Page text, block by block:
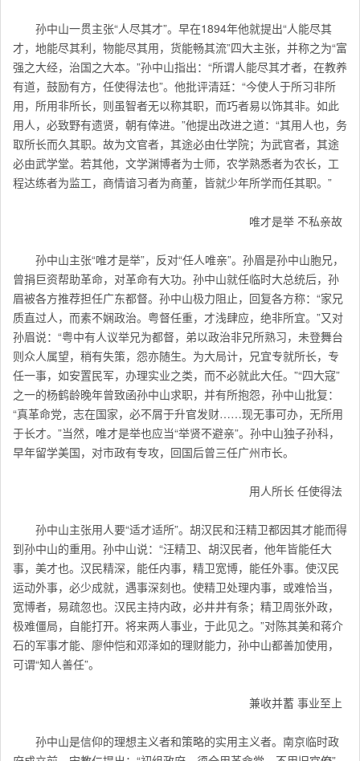
孙中山一贯主张“人尽其才”。早在1894年他就提出“人能尽其
才，地能尽其利，物能尽其用，货能畅其流”四大主张，并称之为“富
强之大经，治国之大本。”孙中山指出：“所谓人能尽其才者，在教养
有道，鼓励有方，任使得法也”。他批评清廷：“今使人于所习非所
用，所用非所长，则虽智者无以称其职，而巧者易以饰其非。如此
用人，必致野有遗贤，朝有倖进。”他提出改进之道：“其用人也，务
取所长而久其职。故为文官者，其途必由仕学院；为武官者，其途
必由武学堂。若其他，文学渊博者为士师，农学熟悉者为农长，工
程达练者为监工，商情谙习者为商董，皆就少年所学而任其职。”
唯才是举 不私亲故
孙中山主张“唯才是举”，反对“任人唯亲”。孙眉是孙中山胞兄，
曾捐巨资帮助革命，对革命有大功。孙中山就任临时大总统后，孙
眉被各方推荐担任广东都督。孙中山极力阻止，回复各方称：“家兄
质直过人，而素不娴政治。粤督任重，才浅肆应，绝非所宜。”又对
孙眉说：“粤中有人议举兄为都督，弟以政治非兄所熟习，未登舞台
则众人属望，稍有失策，怨亦随生。为大局计，兄宜专就所长，专
任一事，如安置民军，办理实业之类，而不必就此大任。”“四大寇”
之一的杨鹤龄晚年曾致函孙中山求职，并有所抱怨，孙中山批复：
“真革命党，志在国家，必不屑于升官发财……现无事可办，无所用
于长才。”当然，唯才是举也应当“举贤不避亲”。孙中山独子孙科，
早年留学美国，对市政有专攻，回国后曾三任广州市长。
用人所长 任使得法
孙中山主张用人要“适才适所”。胡汉民和汪精卫都因其才能而得
到孙中山的重用。孙中山说：“汪精卫、胡汉民者，他年皆能任大
事，美才也。汉民精深，能任内事，精卫宽博，能任外事。使汉民
运动外事，必少成就，遇事深刻也。使精卫处理内事，或难恰当，
宽博者，易疏忽也。汉民主持内政，必井井有条；精卫周张外政，
极难僵局，自能打开。将来两人事业，于此见之。”对陈其美和蒋介
石的军事才能、廖仲恺和邓泽如的理财能力，孙中山都善加使用，
可谓“知人善任”。
兼收并蓄 事业至上
孙中山是信仰的理想主义者和策略的实用主义者。南京临时政